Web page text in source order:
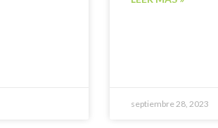
septiembre 28, 2023